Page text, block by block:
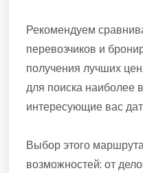
Рекомендуем
перевозчиков и
получения лучших
для поиска наиболее
интересующие вас
Выбор этого
возможностей: от